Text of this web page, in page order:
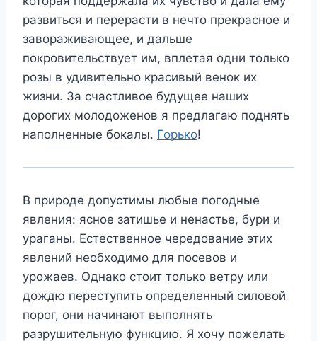
развиться и перерасти в нечто прекрасное и
завораживающее, и дальше
покровительствует им, вплетая одни только
розы в удивительно красивый венок их
жизни. За счастливое будущее наших
дорогих молодоженов я предлагаю поднять
наполненные бокалы. Горько!
В природе допустимы любые погодные
явления: ясное затишье и ненастье, бури и
ураганы. Естественное чередование этих
явлений необходимо для посевов и
урожаев. Однако стоит только ветру или
дождю переступить определенный силовой
порог, они начинают выполнять
разрушительную функцию. Я хочу пожелать